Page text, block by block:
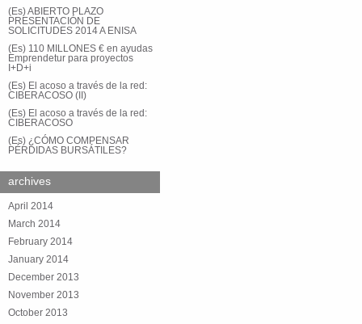
(Es) ABIERTO PLAZO
PRESENTACIÓN DE
SOLICITUDES 2014 A ENISA
(Es) 110 MILLONES € en ayudas
Emprendetur para proyectos
I+D+i
(Es) El acoso a través de la red:
CIBERACOSO (II)
(Es) El acoso a través de la red:
CIBERACOSO
(Es) ¿CÓMO COMPENSAR
PÉRDIDAS BURSÁTILES?
archives
April 2014
March 2014
February 2014
January 2014
December 2013
November 2013
October 2013